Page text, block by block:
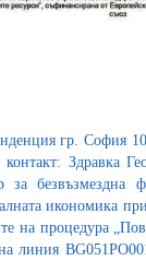
гр. София
контакт: Здравка
за
икономика
на процедура
линия